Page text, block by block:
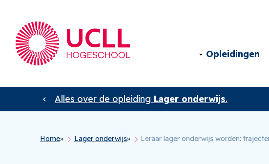
Main
NL
Opleidingen
Alles over de opleiding Lager onderwijs.
Kruimelpad
Home Lager onderwijs Leraar lager onderwijs worden: